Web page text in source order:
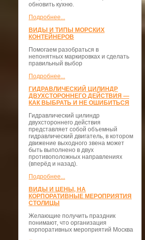
обновить кухню.
Подробнее...
ВИДЫ И ТИПЫ МОРСКИХ
КОНТЕЙНЕРОВ
Помогаем разобраться в
непонятных маркировках и сделать
правильный выбор
Подробнее...
ГИДРАВЛИЧЕСКИЙ ЦИЛИНДР
ДВУХСТОРОННЕГО ДЕЙСТВИЯ —
КАК ВЫБРАТЬ И НЕ ОШИБИТЬСЯ
Гидравлический цилиндр
двухстороннего действия
представляет собой объемный
гидравлический двигатель, в котором
движение выходного звена может
быть выполнено в двух
противоположных направлениях
(вперёд и назад).
Подробнее...
ВИДЫ И ЦЕНЫ, НА
КОРПОРАТИВНЫЕ МЕРОПРИЯТИЯ
СТОЛИЦЫ
Желающие получить праздник
понимают, что организация
корпоративных мероприятий Москва